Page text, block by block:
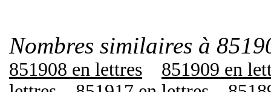
Nombres similaires à
851908 en lettres
851909 en